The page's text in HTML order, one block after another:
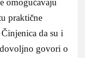
praktične
da su i
govori o